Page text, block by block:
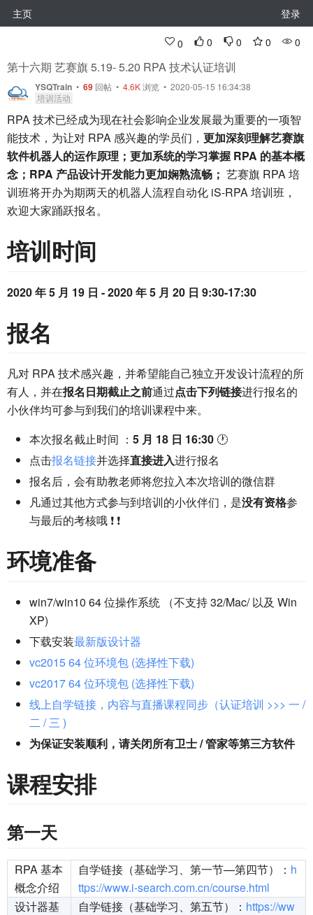
主页 登录
0 0 0 0 0
第十六期 艺赛旗 5.19- 5.20 RPA 技术认证培训
YSQTrain • 69 回帖 • 4.6K浏览 • 2020-05-15 16:34:38
培训活动
RPA 技术已经成为现在社会影响企业发展最为重要的一项智
能技术，为让对 RPA 感兴趣的学员们， 更加深刻理解艺赛旗
软件机器人的运作原理；更加系统的学习掌握 RPA 的基本概
念；RPA 产品设计开发能力更加娴熟流畅； 艺赛旗 RPA 培
训班将开办为期两天的机器人流程自动化 iS-RPA 培训班，
欢迎大家踊跃报名。
培训时间
2020 年 5 月 19 日 - 2020 年 5 月 20 日 9:30-17:30
报名
凡对 RPA 技术感兴趣，并希望能自己独立开发设计流程的所
有人，并在报名日期截止之前通过点击下列链接进行报名的
小伙伴均可参与到我们的培训课程中来。
本次报名截止时间 ： 5 月 18 日 16:30 🕐
点击报名链接并选择直接进入进行报名
报名后，会有助教老师将您拉入本次培训的微信群
凡通过其他方式参与到培训的小伙伴们，是没有资格参
与最后的考核哦 ❗ ❗
环境准备
win7/win10 64 位操作系统 （不支持 32/Mac/ 以及 Win
XP)
下载安装最新版设计器
vc2015 64 位环境包 (选择性下载)
vc2017 64 位环境包 (选择性下载)
线上自学链接，内容与直播课程同步（认证培训 >>> 一 /
二 / 三 )
为保证安装顺利，请关闭所有卫士 / 管家等第三方软件
课程安排
第一天
RPA 基本
概念介绍
自学链接（基础学习、第一节—第四节）： h
ttps://www.i-search.com.cn/course.html
设计器基
自学链接（基础学习、第五节）： https://ww